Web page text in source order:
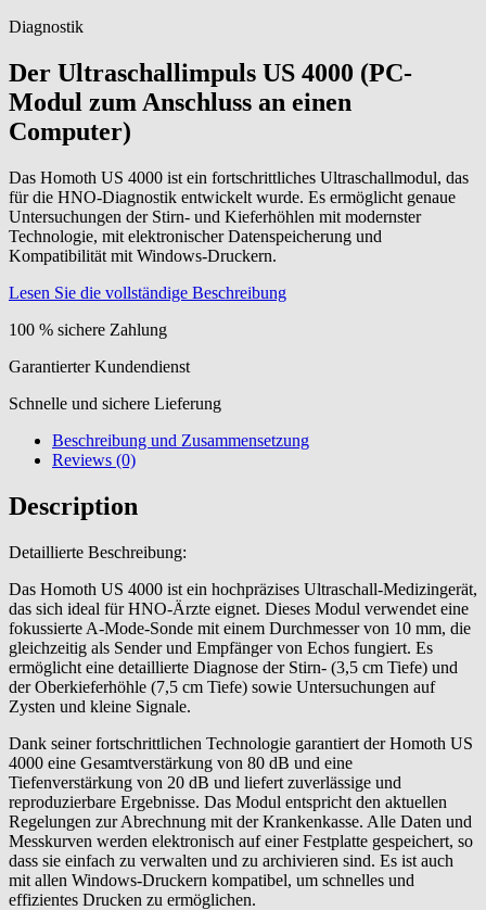
Diagnostik
Der Ultraschallimpuls US 4000 (PC-
Modul zum Anschluss an einen
Computer)
Das Homoth US 4000 ist ein fortschrittliches Ultraschallmodul, das
für die HNO-Diagnostik entwickelt wurde. Es ermöglicht genaue
Untersuchungen der Stirn- und Kieferhöhlen mit modernster
Technologie, mit elektronischer Datenspeicherung und
Kompatibilität mit Windows-Druckern.
Lesen Sie die vollständige Beschreibung
100 % sichere Zahlung
Garantierter Kundendienst
Schnelle und sichere Lieferung
Beschreibung und Zusammensetzung
Reviews (0)
Description
Detaillierte Beschreibung:
Das Homoth US 4000 ist ein hochpräzises Ultraschall-Medizingerät,
das sich ideal für HNO-Ärzte eignet. Dieses Modul verwendet eine
fokussierte A-Mode-Sonde mit einem Durchmesser von 10 mm, die
gleichzeitig als Sender und Empfänger von Echos fungiert. Es
ermöglicht eine detaillierte Diagnose der Stirn- (3,5 cm Tiefe) und
der Oberkieferhöhle (7,5 cm Tiefe) sowie Untersuchungen auf
Zysten und kleine Signale.
Dank seiner fortschrittlichen Technologie garantiert der Homoth US
4000 eine Gesamtverstärkung von 80 dB und eine
Tiefenverstärkung von 20 dB und liefert zuverlässige und
reproduzierbare Ergebnisse. Das Modul entspricht den aktuellen
Regelungen zur Abrechnung mit der Krankenkasse. Alle Daten und
Messkurven werden elektronisch auf einer Festplatte gespeichert, so
dass sie einfach zu verwalten und zu archivieren sind. Es ist auch
mit allen Windows-Druckern kompatibel, um schnelles und
effizientes Drucken zu ermöglichen.